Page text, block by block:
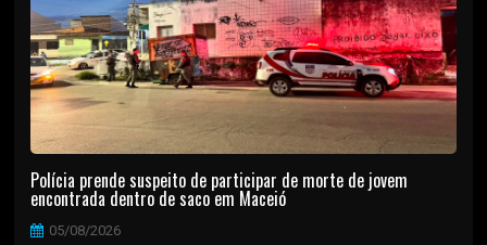
Polícia prende suspeito de participar de morte de jovem
encontrada dentro de saco em Maceió
05/08/2026